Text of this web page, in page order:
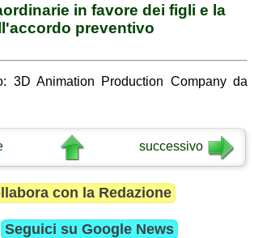
in favore dei figli e la
preventivo
3D Animation Production Company da
successivo
con la Redazione
Seguici su Google News